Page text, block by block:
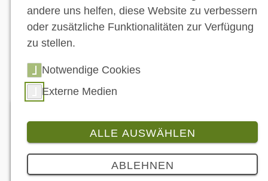
Hersteller-
Verzeichnis
Driver Racing Products
andere uns helfen, diese Website zu verbessern
oder zusätzliche Funktionalitäten zur Verfügung
zu stellen.
Notwendige Cookies
Externe Medien
ALLE AUSWÄHLEN
ABLEHNEN